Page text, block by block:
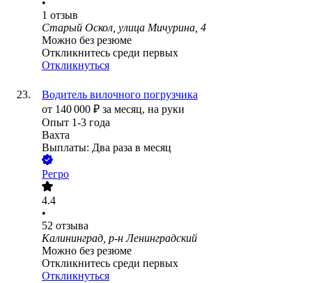
•
1 отзыв
Старый Оскол, улица Мичурина, 4
Можно без резюме
Откликнитесь среди первых
Откликнуться
Водитель вилочного погрузчика
от 140 000 ₽ за месяц, на руки
Опыт 1-3 года
Вахта
Выплаты: Два раза в месяц
Регро
4.4
•
52 отзыва
Калининград, р-н Ленинградский
Можно без резюме
Откликнитесь среди первых
Откликнуться